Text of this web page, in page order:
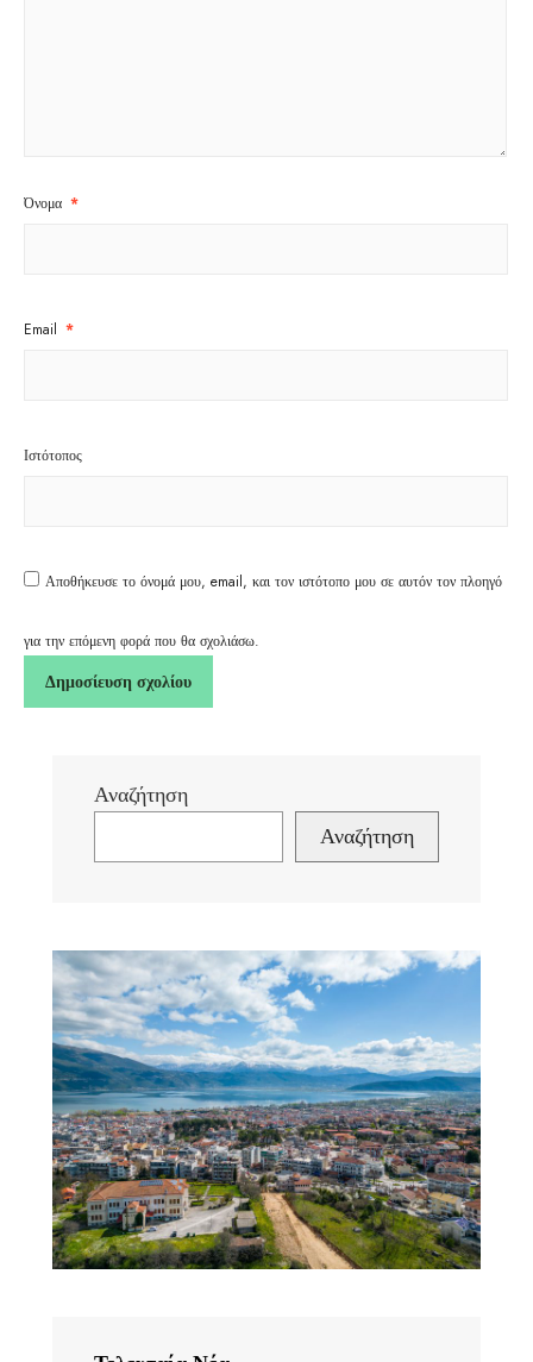
Όνομα *
Email *
Ιστότοπος
Αποθήκευσε το όνομά μου, email, και τον ιστότοπο μου σε αυτόν τον πλοηγό
για την επόμενη φορά που θα σχολιάσω.
Αναζήτηση
Αναζήτηση